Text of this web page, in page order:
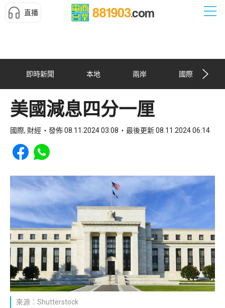
直播
即時新聞 本地 兩岸 國際
美國減息四分一厘
國際, 財經 發佈 08.11.2024 03:08 最後更新 08.11.2024 06:14
Share to Facebook
Share to WhatsApp
來源：Shutterstock